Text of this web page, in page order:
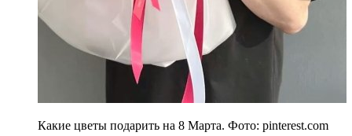
Какие цветы подарить на 8 Марта. Фото: pinterest.com